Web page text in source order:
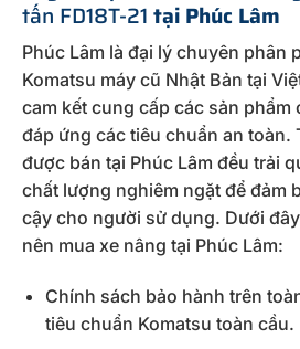
tấn FD18T-21 tại Phúc Lâm
Phúc Lâm là đại lý chuyên phân
Komatsu máy cũ Nhật Bản tại
cam kết cung cấp các sản phẩm
đáp ứng các tiêu chuẩn an toàn.
được bán tại Phúc Lâm đều trải
chất lượng nghiêm ngặt để đảm
cậy cho người sử dụng. Dưới
nên mua xe nâng tại Phúc Lâm:
Chính sách bảo hành trên
tiêu chuẩn Komatsu toàn cầu.